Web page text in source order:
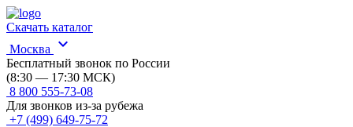
Скачать каталог
Москва
expand_more
Бесплатный звонок по России
(8:30 — 17:30 МСК)
8 800 555-73-08
Для звонков из-за рубежа
+7 (499) 649-75-72